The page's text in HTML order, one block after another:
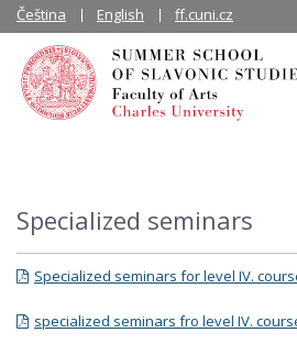
Specialized seminars
Specialized seminars for level IV.
specialized seminars fro level IV.
Čeština English ff.cuni.cz